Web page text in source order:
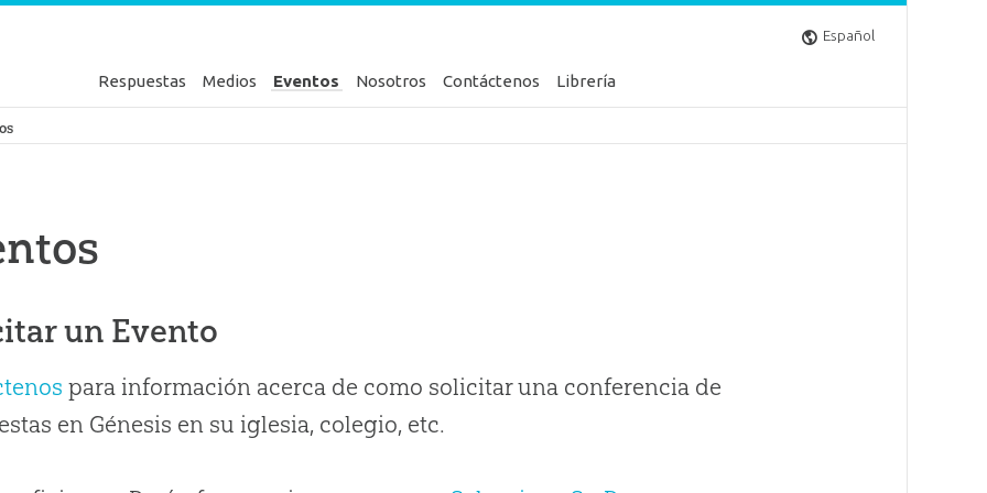
Español
Respuestas Medios Eventos Nosotros Contáctenos Librería
Génesis
un Evento
para información acerca de como solicitar una conferencia de
en Génesis en su iglesia, colegio, etc.